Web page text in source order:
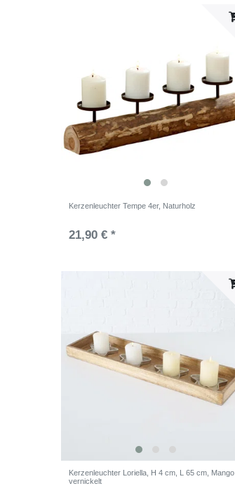
Kerzenleuchter Tempe 4er, Naturholz
21,90 € *
Kerzenleuchter Loriella, H 4 cm, L 65 cm, Mango
vernickelt